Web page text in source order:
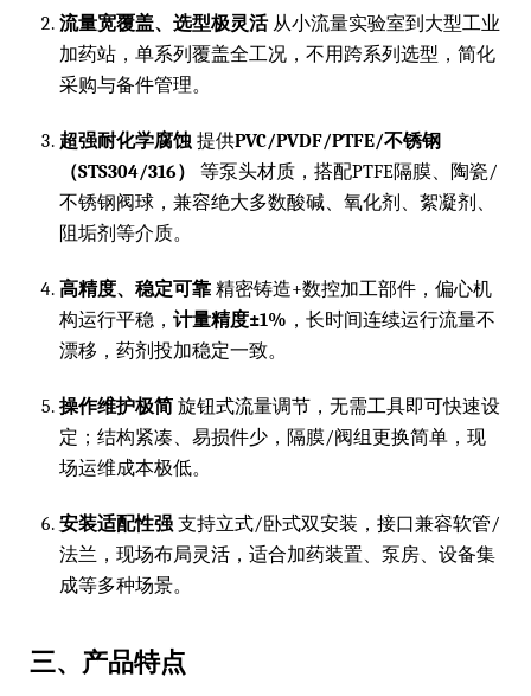
流量宽覆盖、选型极灵活从小流量实验室到大型工业
加药站，单系列覆盖全工况，不用跨系列选型，简化
采购与备件管理。
超强耐化学腐蚀 提供PVC/PVDF/PTFE/不锈钢
（STS304/316）
等泵头材质，搭配PTFE隔膜、陶瓷/
不锈钢阀球，兼容绝大多数酸碱、氧化剂、絮凝剂、
阻垢剂等介质。
高精度、稳定可靠 精密铸造+数控加工部件，偏心机
构运行平稳， 计量精度±1% ，长时间连续运行流量不
漂移，药剂投加稳定一致。
操作维护极简 旋钮式流量调节，无需工具即可快速设
定；结构紧凑、易损件少，隔膜/阀组更换简单，现
场运维成本极低。
安装适配性强 支持立式/卧式双安装，接口兼容软管/
法兰，现场布局灵活，适合加药装置、泵房、设备集
成等多种场景。
三、产品特点